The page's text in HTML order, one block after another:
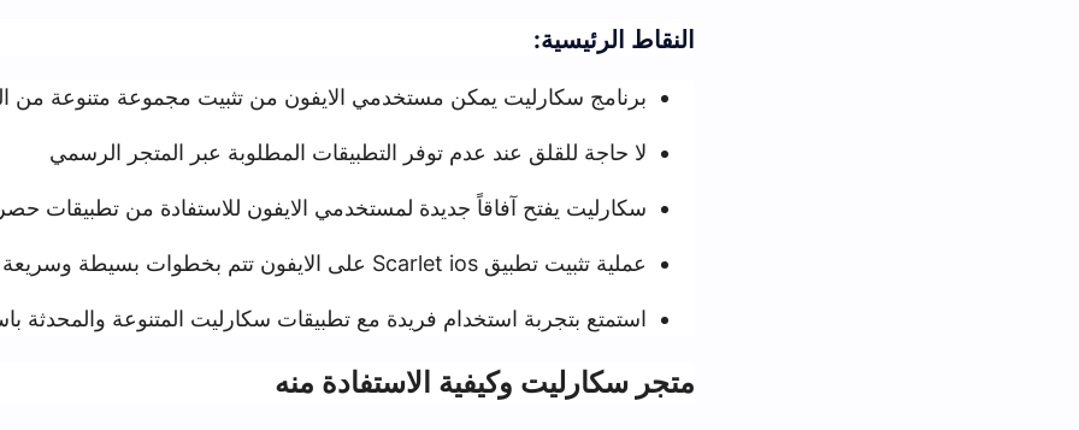
النقاط الرئيسية:
برنامج سكارليت يمكن مستخدمي الايفون من تثبيت مجموعة متنوعة من التطبيقات
لا حاجة للقلق عند عدم توفر التطبيقات المطلوبة عبر المتجر الرسمي
سكارليت يفتح آفاقاً جديدة لمستخدمي الايفون للاستفادة من تطبيقات حصرية ومتميزة
عملية تثبيت تطبيق Scarlet ios على الايفون تتم بخطوات بسيطة وسريعة
استمتع بتجربة استخدام فريدة مع تطبيقات سكارليت المتنوعة والمحدثة باستمرار
متجر سكارليت وكيفية الاستفادة منه